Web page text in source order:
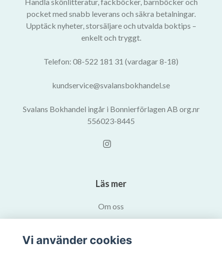
Handla skönlitteratur, fackböcker, barnböcker och
pocket med snabb leverans och säkra betalningar.
Upptäck nyheter, storsäljare och utvalda boktips –
enkelt och tryggt.
Telefon: 08-522 181 31 (vardagar 8-18)
kundservice@svalansbokhandel.se
Svalans Bokhandel ingår i Bonnierförlagen AB org.nr
556023-8445
Läs mer
Om oss
Kontakta oss
Vi använder cookies